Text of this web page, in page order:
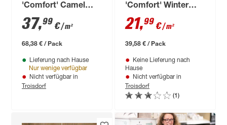
'Comfort' Camel
Oak whitewashed
hellbraun 10,5 mm
37,99 €/ m²
68,38 € / Pack
Lieferung nach Hause
Nur wenige verfügbar
Nicht verfügbar in
Troisdorf
'Comfort' Winter
Pine braun 10,5 mm
21,99 €/ m²
39,58 € / Pack
Keine Lieferung nach
Hause
Nicht verfügbar in
Troisdorf
(1)